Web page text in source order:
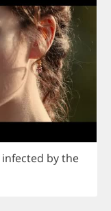
infected bythe